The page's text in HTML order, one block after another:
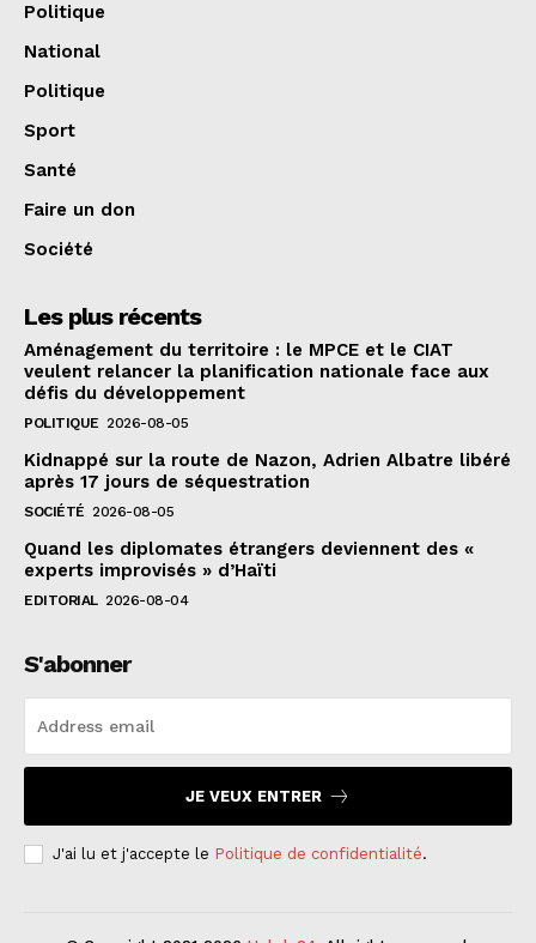
Politique
National
Politique
Sport
Santé
Faire un don
Société
Les plus récents
Aménagement du territoire : le MPCE et le CIAT
veulent relancer la planification nationale face aux
défis du développement
POLITIQUE 2026-08-05
Kidnappé sur la route de Nazon, Adrien Albatre libéré
après 17 jours de séquestration
SOCIÉTÉ 2026-08-05
Quand les diplomates étrangers deviennent des «
experts improvisés » d’Haïti
EDITORIAL 2026-08-04
S'abonner
JE VEUX ENTRER
J'ai lu et j'accepte le Politique de confidentialité.